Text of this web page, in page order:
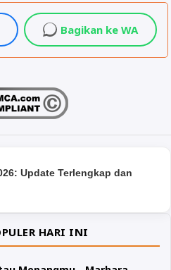
Bagikan ke WA
Update Terlengkap dan
HARI INI